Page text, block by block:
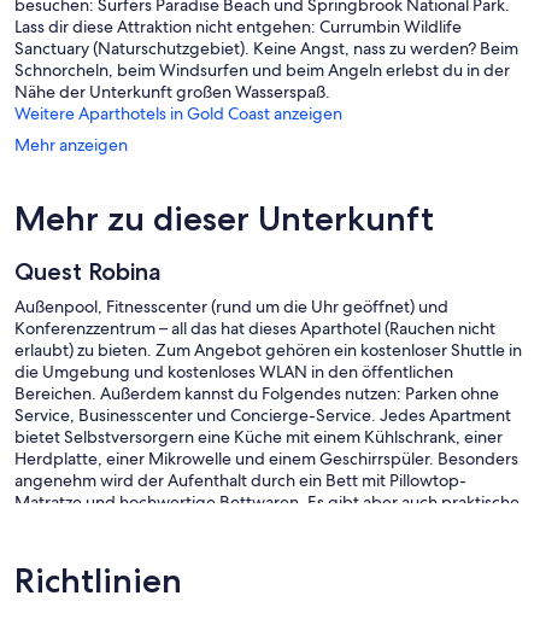
besuchen: Surfers Paradise Beach und Springbrook National Park.
Lass dir diese Attraktion nicht entgehen: Currumbin Wildlife
Sanctuary (Naturschutzgebiet). Keine Angst, nass zu werden? Beim
Schnorcheln, beim Windsurfen und beim Angeln erlebst du in der
Nähe der Unterkunft großen Wasserspaß.
Weitere Aparthotels in Gold Coast anzeigen
Mehr anzeigen
Mehr zu dieser Unterkunft
Quest Robina
Außenpool, Fitnesscenter (rund um die Uhr geöffnet) und
Konferenzzentrum – all das hat dieses Aparthotel (Rauchen nicht
erlaubt) zu bieten. Zum Angebot gehören ein kostenloser Shuttle in
die Umgebung und kostenloses WLAN in den öffentlichen
Bereichen. Außerdem kannst du Folgendes nutzen: Parken ohne
Service, Businesscenter und Concierge-Service. Jedes Apartment
bietet Selbstversorgern eine Küche mit einem Kühlschrank, einer
Herdplatte, einer Mikrowelle und einem Geschirrspüler. Besonders
angenehm wird der Aufenthalt durch ein Bett mit Pillowtop-
Matratze und hochwertige Bettwaren. Es gibt aber auch praktische
Quest Robina besitzt 102 klimatisierte Zimmer mit folgender
Ausstattung: Zimmersafes und Designer-Toilettenartikel. Diese
Richtlinien